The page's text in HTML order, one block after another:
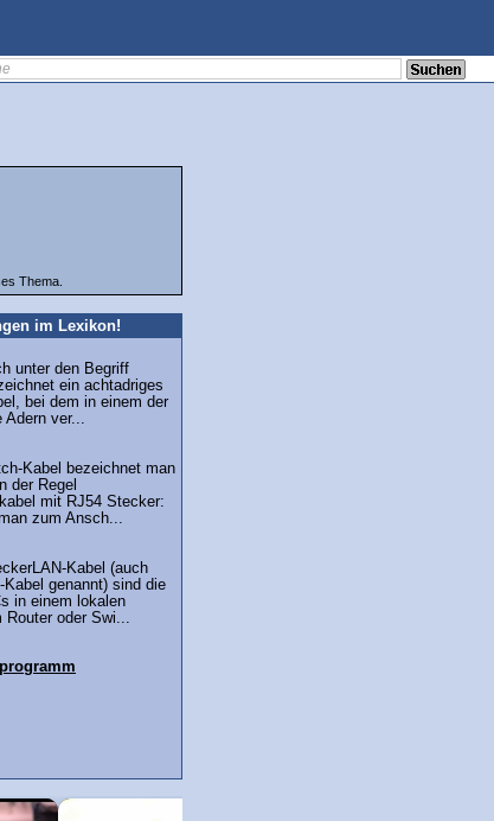
Thema.
im Lexikon!
unter den Begriff
ein achtadriges
bei dem in einem der
Adern ver...
Kabel bezeichnet man
der Regel
mit RJ54 Stecker:
zum Ansch...
Kabel (auch
Kabel genannt) sind die
in einem lokalen
Router oder Swi...